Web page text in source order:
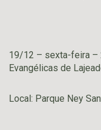
19/12 – sexta-feira –
Evangélicas de
Local: Parque Ney